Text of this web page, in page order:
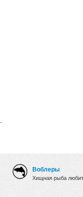
.
Воблеры
Хищная рыба